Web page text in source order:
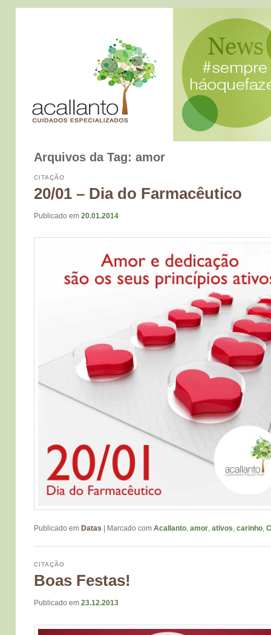
Arquivos da Tag: amor
20/01 – Dia do Farmacêutico
CITAÇÃO
Publicado em 20.01.2014
Publicado em Datas Marcado com Acallanto, amor, ativos, carinho,
Boas Festas!
CITAÇÃO
Publicado em 23.12.2013